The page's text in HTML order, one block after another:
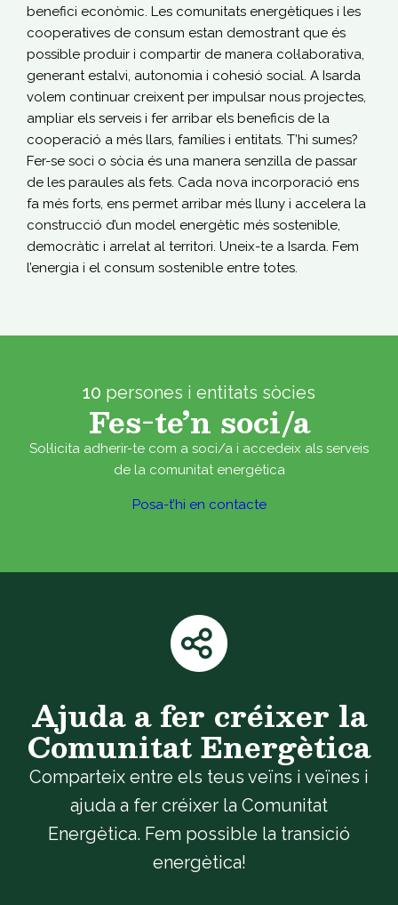
benefici econòmic. Les comunitats energètiques i les
cooperatives de consum estan demostrant que és
possible produir i compartir de manera col·laborativa,
generant estalvi, autonomia i cohesió social. A Isarda
volem continuar creixent per impulsar nous projectes,
ampliar els serveis i fer arribar els beneficis de la
cooperació a més llars, famílies i entitats. T’hi sumes?
Fer-se soci o sòcia és una manera senzilla de passar
de les paraules als fets. Cada nova incorporació ens
fa més forts, ens permet arribar més lluny i accelera la
construcció d’un model energètic més sostenible,
democràtic i arrelat al territori. Uneix-te a Isarda. Fem
l’energia i el consum sostenible entre totes.
10 persones i entitats sòcies
Fes-te’n soci/a
Sol·licita adherir-te com a soci/a i accedeix als serveis
de la comunitat energètica
Posa-t’hi en contacte
Ajuda a fer créixer la
Comunitat Energètica
Comparteix entre els teus veïns i veïnes i
ajuda a fer créixer la Comunitat
Energètica. Fem possible la transició
energètica!